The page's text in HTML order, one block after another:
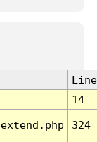
Line
14
324